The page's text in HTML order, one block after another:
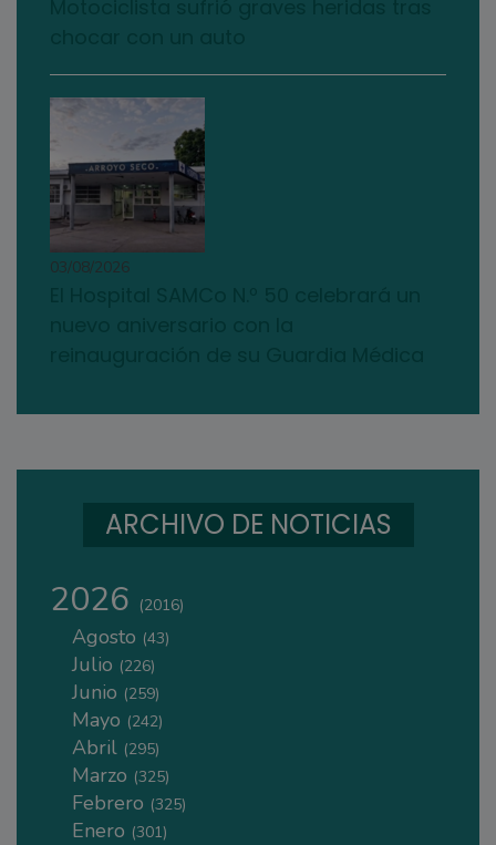
03/08/2026
ARCHIVO DE NOTICIAS
2026 (2016)
Agosto (43)
Julio (226)
Junio (259)
Mayo (242)
Abril (295)
Marzo (325)
Febrero (325)
Enero (301)